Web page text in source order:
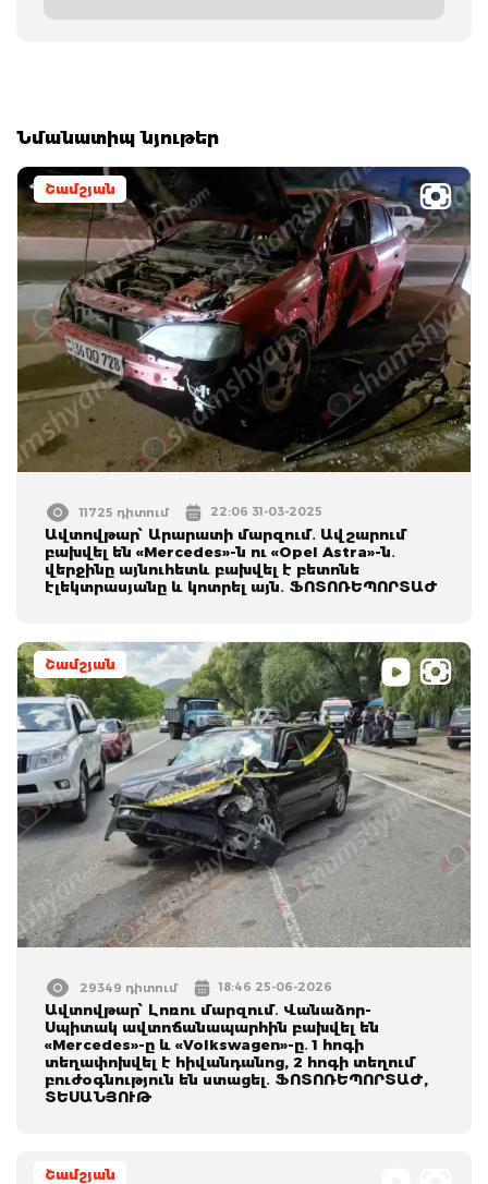
Նմանատիպ նյութեր
Շամշյան
11725 դիտում 22:06 31-03-2025
Ավտովթար՝ Արարատի մարզում․ Ավշարում
բախվել են «Mercedes»-ն ու «Opel Astra»-ն․
վերջինը այնուհետև բախվել է բետոնե
էլեկտրասյանը և կոտրել այն․ ՖՈՏՈՌԵՊՈՐՏԱԺ
Շամշյան
29349 դիտում 18:46 25-06-2026
Ավտովթար՝ Լոռու մարզում․ Վանաձոր-
Սպիտակ ավտոճանապարհին բախվել են
«Mercedes»-ը և «Volkswagen»-ը․ 1 հոգի
տեղափոխվել է հիվանդանոց, 2 հոգի տեղում
բուժօգնություն են ստացել․ ՖՈՏՈՌԵՊՈՐՏԱԺ,
ՏԵՍԱՆՅՈՒԹ
Շամշյան